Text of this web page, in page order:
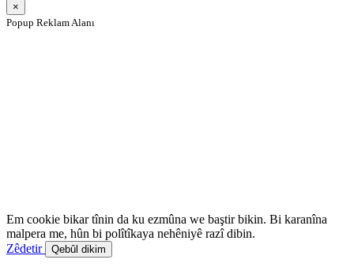
×
Popup Reklam Alanı
Em cookie bikar tînin da ku ezmûna we baştir bikin. Bi karanîna
malpera me, hûn bi polîtîkaya nehêniyê razî dibin.
Zêdetir
Qebûl dikim